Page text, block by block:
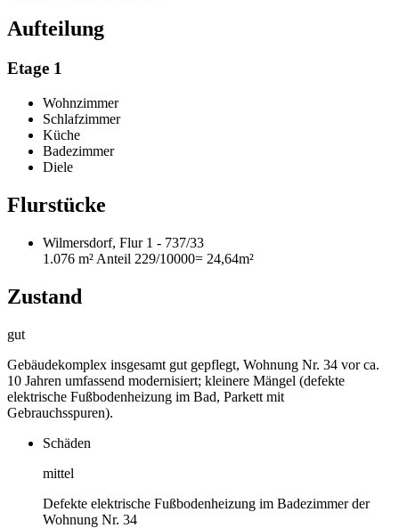
Aufteilung
Etage 1
Wohnzimmer
Schlafzimmer
Küche
Badezimmer
Diele
Flurstücke
Wilmersdorf, Flur 1 - 737/33
1.076 m² Anteil 229/10000= 24,64m²
Zustand
gut
Gebäudekomplex insgesamt gut gepflegt, Wohnung Nr. 34 vor ca.
10 Jahren umfassend modernisiert; kleinere Mängel (defekte
elektrische Fußbodenheizung im Bad, Parkett mit
Gebrauchsspuren).
Schäden
mittel
Defekte elektrische Fußbodenheizung im Badezimmer der
Wohnung Nr. 34